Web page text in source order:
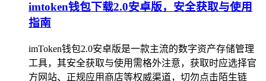
imtoken钱包下载2.0安卓版，安全获取与使用
指南
imToken钱包2.0安卓版是一款主流的数字资产存储管理
工具，其安全获取与使用需格外注意，获取时应选择官
方网站、正规应用商店等权威渠道，切勿点击陌生链